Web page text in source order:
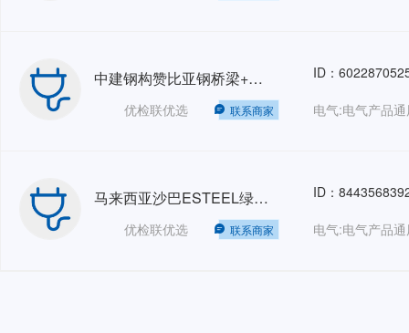
中建钢构赞比亚钢桥梁+中建摩洛哥项目人力外包HRO
优检联优选 联系商家
ID：
电气:电气产品
马来西亚沙巴ESTEEL绿色钢铁自备电站+青山控股-纬达贝铝业多功能天车监造等 SGS-GZ 人力外包HRO
优检联优选 联系商家
ID：
电气:电气产品